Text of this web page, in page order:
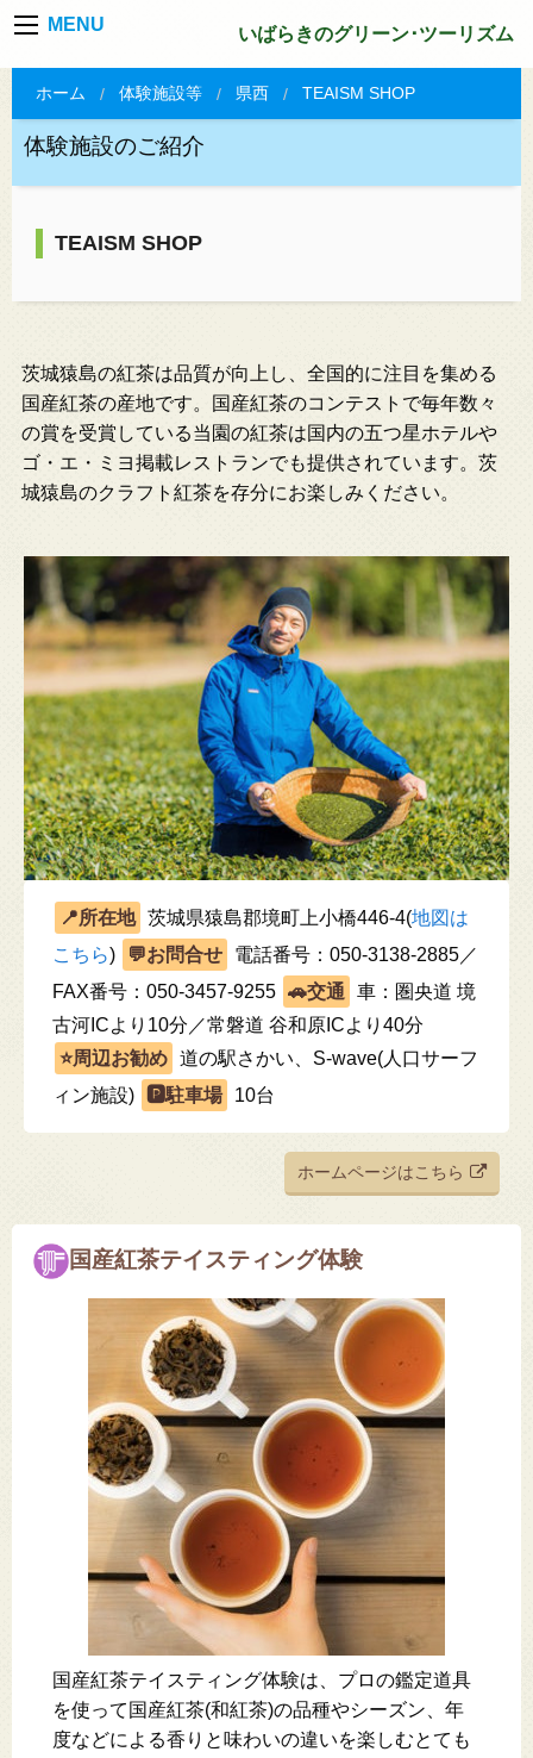
MENU いばらきのグリーン･ツーリズム
ホーム 体験施設等 県西 TEAISM SHOP
体験施設のご紹介
TEAISM SHOP
茨城猿島の紅茶は品質が向上し、全国的に注目を集める
国産紅茶の産地です。国産紅茶のコンテストで毎年数々
の賞を受賞している当園の紅茶は国内の五つ星ホテルや
ゴ・エ・ミヨ掲載レストランでも提供されています。茨
城猿島のクラフト紅茶を存分にお楽しみください。
茨城県猿島郡境町上小橋446-4(地図は
こちら)
電話番号：050-3138-2885／
FAX番号：050-3457-9255
車：圏央道 境
古河ICより10分／常磐道 谷和原ICより40分
道の駅さかい、S-wave(人口サーフ
ィン施設)
10台
ホームページはこちら
国産紅茶テイスティング体験
国産紅茶テイスティング体験は、プロの鑑定道具
を使って国産紅茶(和紅茶)の品種やシーズン、年
度などによる香りと味わいの違いを楽しむとても